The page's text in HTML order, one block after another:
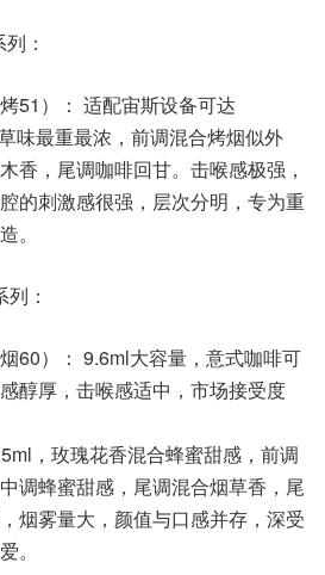
：
51）： 适配宙斯设备可达
味最重最浓，前调混合烤烟似外
香，尾调咖啡回甘。击喉感极强，
的刺激感很强，层次分明，专为重
。
：
60）： 9.6ml大容量，意式咖啡可
醇厚，击喉感适中，市场接受度
，玫瑰花香混合蜂蜜甜感，前调
调蜂蜜甜感，尾调混合烟草香，尾
烟雾量大，颜值与口感并存，深受
。